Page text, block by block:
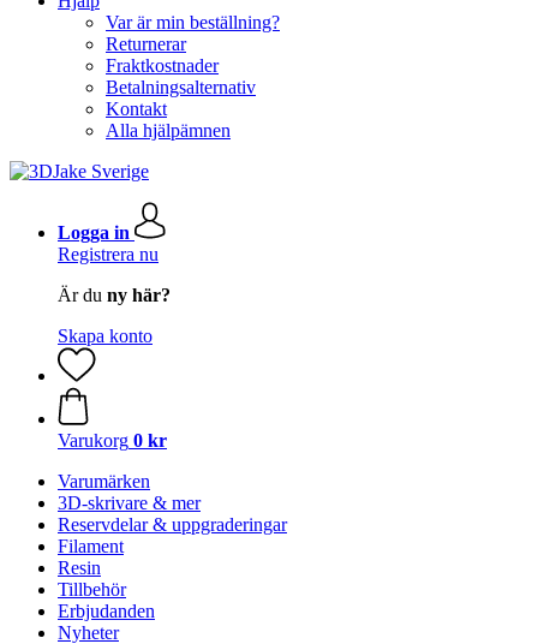
Var är min beställning?
Returnerar
Fraktkostnader
Betalningsalternativ
Kontakt
Alla hjälpämnen
Logga in
Registrera nu
Är du ny här?
Skapa konto
Varukorg 0 kr
Varumärken
3D-skrivare & mer
Reservdelar & uppgraderingar
Filament
Resin
Tillbehör
Erbjudanden
Nyheter